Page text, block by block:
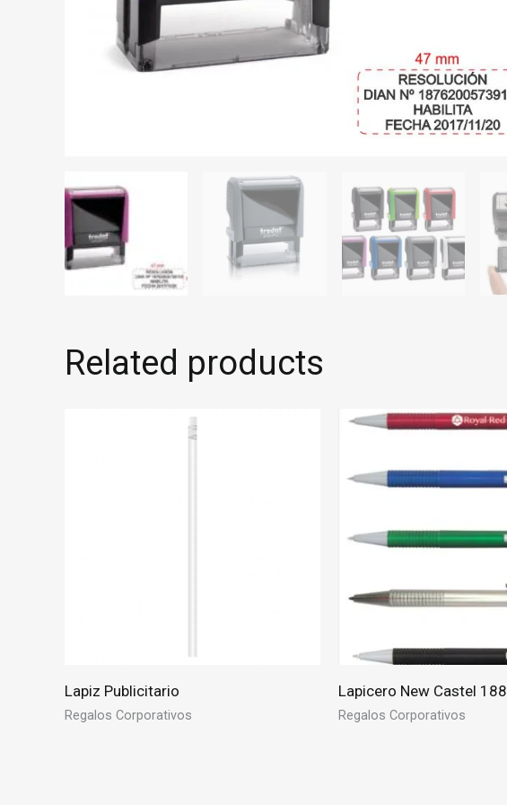
Related products
Lapiz Publicitario
Regalos Corporativos
Lapicero New Castel 188
Regalos Corporativos